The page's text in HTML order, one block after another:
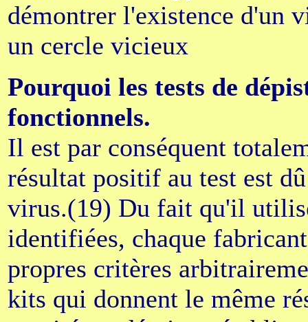
démontrer l'existence d'un
un cercle vicieux
Pourquoi les tests de
fonctionnels.
Il est par conséquent
résultat positif au test est
virus.(19) Du fait qu'il
identifiées, chaque
propres critères
kits qui donnent le même